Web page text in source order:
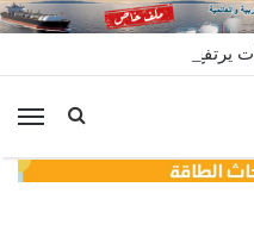
يرتفع للعام الثاني